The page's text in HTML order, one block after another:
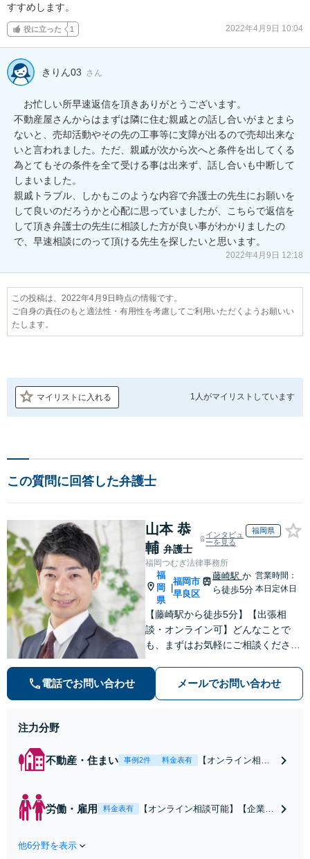
すすめします。
役に立った 1 2022年4月9日 10:04
きりん03 さん
お忙しい所早速返信を頂きありがとうございます。
不動産屋さんからはまずは隣に住む親戚との話し合いがまとまら
ないと、売却活動やその先の工事等に支障が出るので売却出来な
いと言われました。ただ、親戚が次から次へと条件を出してくる
為とてもその条件を全て受ける事は出来ず、話し合いも中断して
しまいました。
親戚トラブル、しかもこのような内容で弁護士の先生にお願いを
して良いのだろうかと心配に思っていましたが、こちらで返信を
して頂き弁護士の先生に相談した方が良い事がわかりましたの
で、早速相談にのって頂ける先生を探したいと思います。
2022年4月9日 12:18
この投稿は、2022年4月9日時点の情報です。
ご自身の責任のもと適法性・有用性を考慮してご利用いただくようお願いい
たします。
マイリストに入れる 1人がマイリストしています
この質問に回答した弁護士
山本 恭
輔 弁護士
インタビュ
ーを見る
福岡県
福岡つむぎ法律事務所
福
岡
県
福岡市
早良区
藤崎駅 か
ら徒歩5分
営業時間：
本日定休日
【藤崎駅から徒歩5分】【出張相
談・オンライン可】どんなことで
も、まずはお気軽にご相談くださ
方のお話をじっくり聞くことが大事
だと考えています。【明瞭でリーズ
電話でお問い合わせ メールでお問い合わせ
注力分野
不動産・住まい 事例2件 料金表有
【オンライン相談
解決実績多数あり
労働・雇用 料金表有
【オンライン相談可能】【企業
他6分野を表示